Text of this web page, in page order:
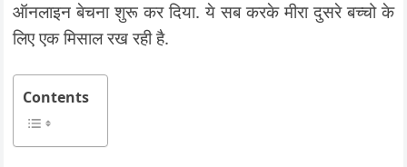
ऑनलाइन बेचना शुरू कर दिया. ये सब करके मीरा दुसरे बच्चो के
लिए एक मिसाल रख रही है.
Contents